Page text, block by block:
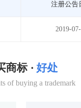
注册公告
2019-
商标 · 好处
of buying a trademark